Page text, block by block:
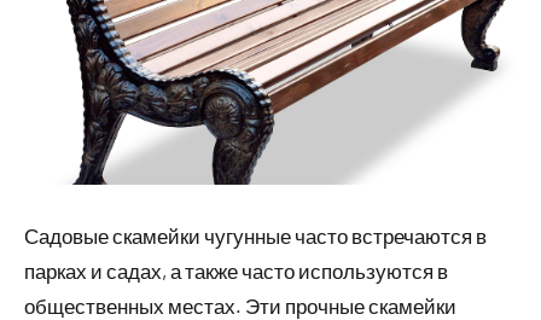
Садовые скамейки чугунные часто встречаются в
парках и садах, а также часто используются в
общественных местах. Эти прочные скамейки